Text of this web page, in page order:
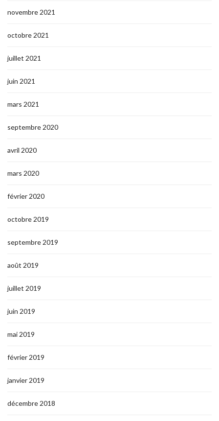
novembre 2021
octobre 2021
juillet 2021
juin 2021
mars 2021
septembre 2020
avril 2020
mars 2020
février 2020
octobre 2019
septembre 2019
août 2019
juillet 2019
juin 2019
mai 2019
février 2019
janvier 2019
décembre 2018